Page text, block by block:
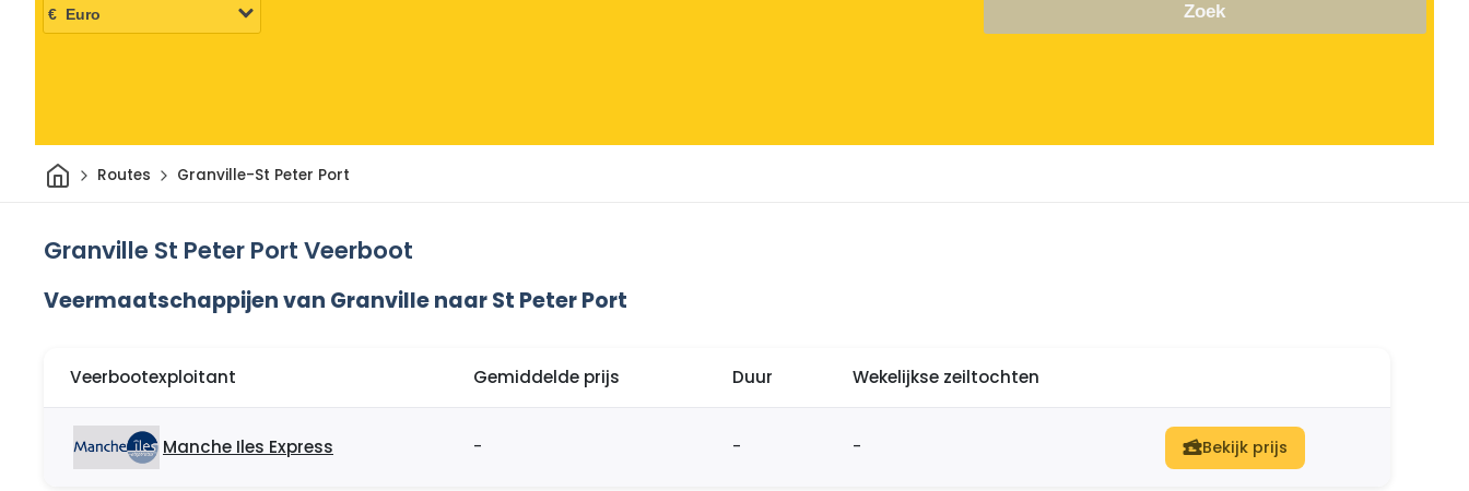
Zoek
ThuisRoutes Granville-St Peter Port
Granville St Peter Port Veerboot
Veermaatschappijen van Granville naar St Peter Port
Veerbootexploitant Gemiddelde prijs Duur Wekelijkse zeiltochten
Manche Iles Express - - - Bekijk prijs